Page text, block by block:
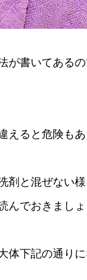
が書いてある
えると危険も
と混ぜない様
んでおきましょ
下記の通りに